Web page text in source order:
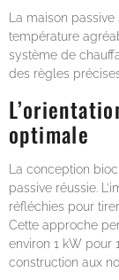
La maison
température
système de
des règles
optimale
La conception
passive réussie.
réfléchies pour
Cette approche
environ 1 kW pour
construction aux